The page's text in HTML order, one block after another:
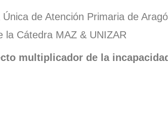
de Atención Primaria de
la Cátedra MAZ & UNIZAR
multiplicador de la